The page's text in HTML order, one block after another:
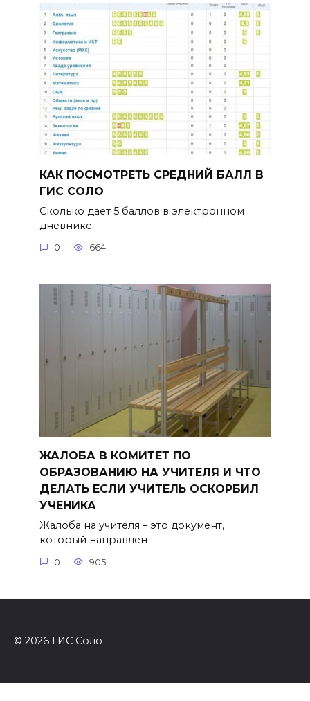
КАК ПОСМОТРЕТЬ СРЕДНИЙ БАЛЛ В
ГИС СОЛО
Сколько дает 5 баллов в электронном
дневнике
0 664
ЖАЛОБА В КОМИТЕТ ПО
ОБРАЗОВАНИЮ НА УЧИТЕЛЯ И ЧТО
ДЕЛАТЬ ЕСЛИ УЧИТЕЛЬ ОСКОРБИЛ
УЧЕНИКА
Жалоба на учителя – это документ,
который направлен
0 905
© 2026 ГИС Соло